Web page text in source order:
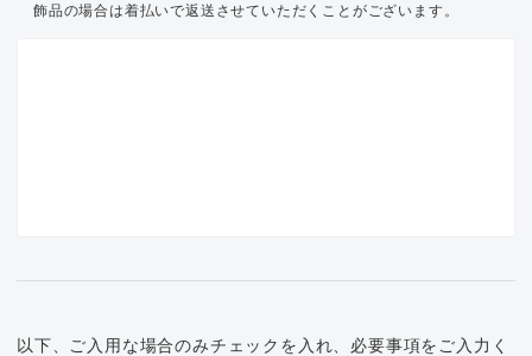
飾品の場合は着払いで返送させていただくことがございます。
以下、ご入用な場合のみチェックを入れ、必要事項をご入力く